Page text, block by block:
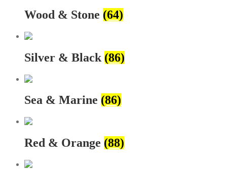
Wood & Stone (64)
Silver & Black (86)
Sea & Marine (86)
Red & Orange (88)